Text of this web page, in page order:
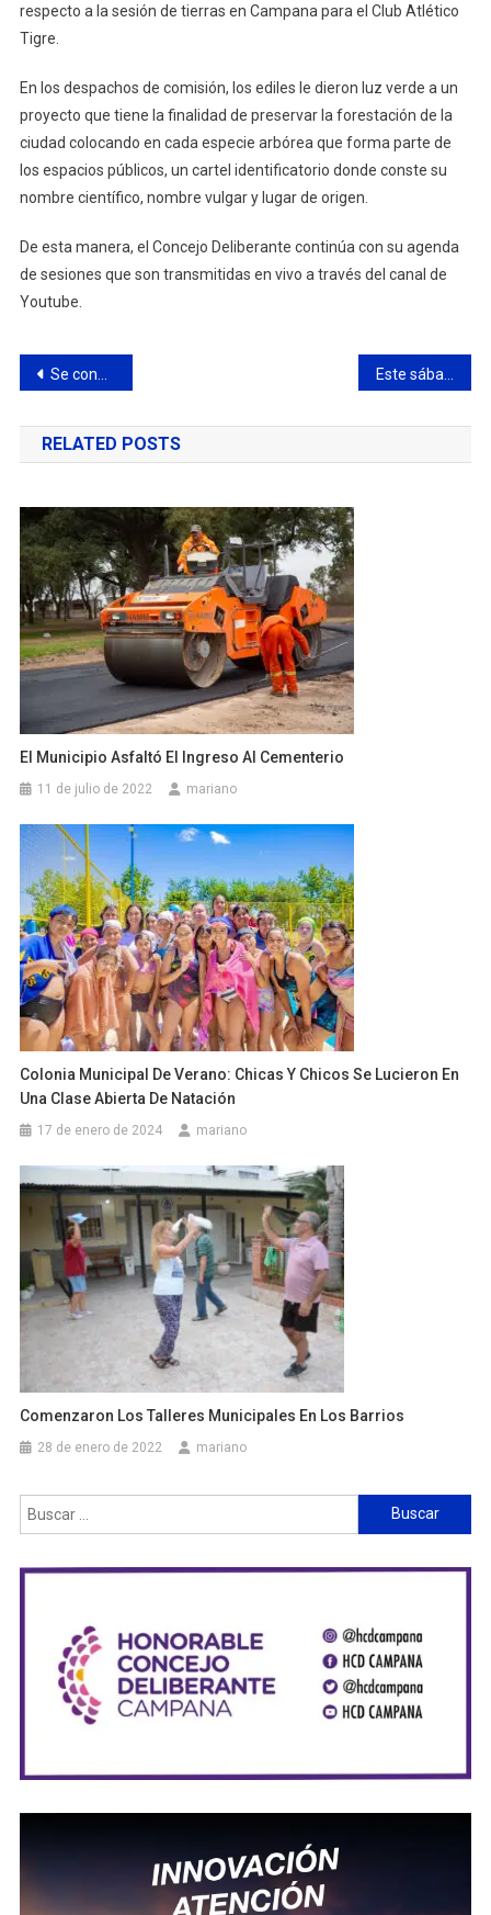
respecto a la sesión de tierras en Campana para el Club Atlético
Tigre.
En los despachos de comisión, los ediles le dieron luz verde a un
proyecto que tiene la finalidad de preservar la forestación de la
ciudad colocando en cada especie arbórea que forma parte de
los espacios públicos, un cartel identificatorio donde conste su
nombre científico, nombre vulgar y lugar de origen.
De esta manera, el Concejo Deliberante continúa con su agenda
de sesiones que son transmitidas en vivo a través del canal de
Youtube.
Navegación
de
entradas
Se conocieron los galardonados para la 49° edición de la Orden de la Campana
RELATED POSTS
El Municipio Asfaltó El Ingreso Al Cementerio
11 de julio de 2022 mariano
Colonia Municipal De Verano: Chicas Y Chicos Se Lucieron En
Una Clase Abierta De Natación
17 de enero de 2024 mariano
Comenzaron Los Talleres Municipales En Los Barrios
28 de enero de 2022 mariano
Buscar: